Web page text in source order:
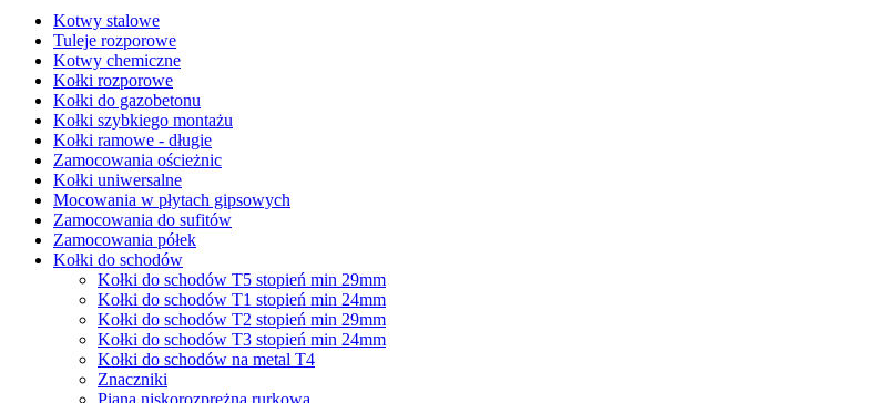
Kotwy stalowe
Tuleje rozporowe
Kotwy chemiczne
Kołki rozporowe
Kołki do gazobetonu
Kołki szybkiego montażu
Kołki ramowe - długie
Zamocowania ościeżnic
Kołki uniwersalne
Mocowania w płytach gipsowych
Zamocowania do sufitów
Zamocowania półek
Kołki do schodów
Kołki do schodów T5 stopień min 29mm
Kołki do schodów T1 stopień min 24mm
Kołki do schodów T2 stopień min 29mm
Kołki do schodów T3 stopień min 24mm
Kołki do schodów na metal T4
Znaczniki
Piana niskorozprężna rurkowa